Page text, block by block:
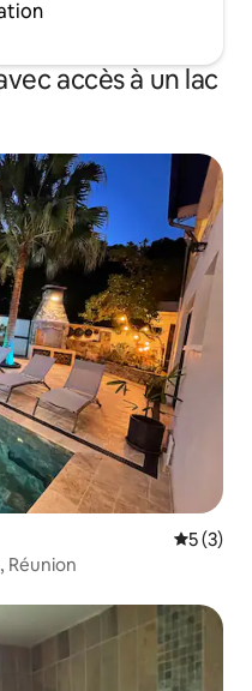
accès à un lac
5 (3)
Réunion